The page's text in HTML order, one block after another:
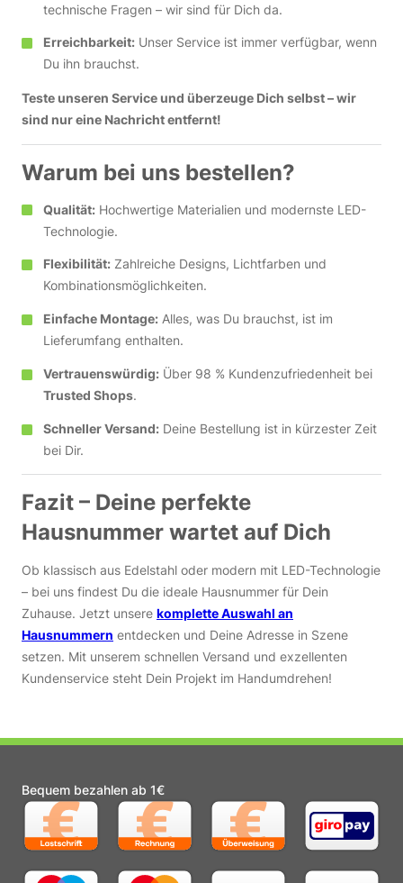
technische Fragen – wir sind für Dich da.
Erreichbarkeit: Unser Service ist immer verfügbar, wenn
Du ihn brauchst.
Teste unseren Service und überzeuge Dich selbst – wir
sind nur eine Nachricht entfernt!
Warum bei uns bestellen?
Qualität: Hochwertige Materialien und modernste LED-
Technologie.
Flexibilität: Zahlreiche Designs, Lichtfarben und
Kombinationsmöglichkeiten.
Einfache Montage: Alles, was Du brauchst, ist im
Lieferumfang enthalten.
Vertrauenswürdig: Über 98 % Kundenzufriedenheit bei
Trusted Shops.
Schneller Versand: Deine Bestellung ist in kürzester Zeit
bei Dir.
Fazit – Deine perfekte
Hausnummer wartet auf Dich
Ob klassisch aus Edelstahl oder modern mit LED-Technologie
– bei uns findest Du die ideale Hausnummer für Dein
Zuhause. Jetzt unsere komplette Auswahl an
Hausnummern entdecken und Deine Adresse in Szene
setzen. Mit unserem schnellen Versand und exzellenten
Kundenservice steht Dein Projekt im Handumdrehen!
Bequem bezahlen ab 1€